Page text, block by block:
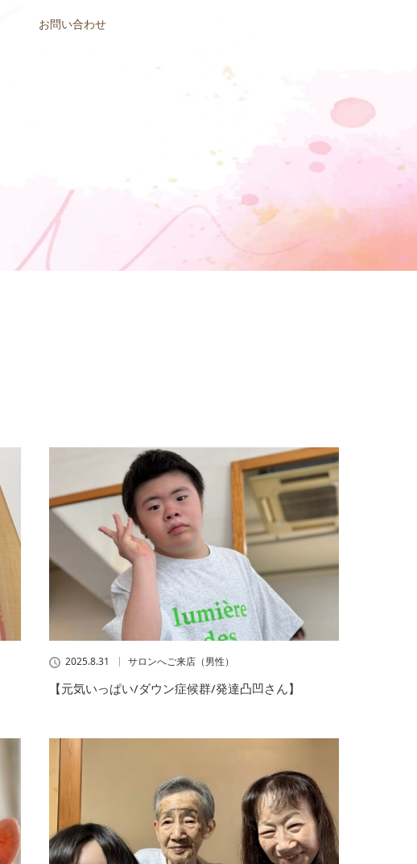
お問い合わせ
2025.8.31 サロンへご来店（男性）
【元気いっぱい/ダウン症候群/発達凸凹さん】